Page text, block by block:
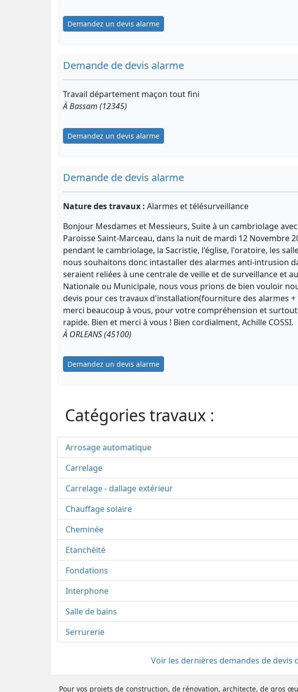
Demandez un devis alarme
Demande de devis alarme
Travail département maçon tout fini
À Bassam (12345)
Demandez un devis alarme
Demande de devis alarme
Nature des travaux : Alarmes et télésurveillance
Bonjour Mesdames et Messieurs, Suite à un cambriolage
Paroisse Saint-Marceau, dans la nuit de mardi 12 Novembre
pendant le cambriolage, la Sacristie, l'église, l'oratoire, les
nous souhaitons donc intastaller des alarmes anti-intrusion
seraient reliées à une centrale de veille et de surveillance et
Nationale ou Municipale, nous vous prions de bien vouloir
devis pour ces travaux d'installation(fourniture des alarmes
merci beaucoup à vous, pour votre compréhension et
rapide. Bien et merci à vous ! Bien cordialment, Achille COSSI.
À ORLEANS (45100)
Demandez un devis alarme
Catégories travaux :
Arrosage automatique
Carrelage
Carrelage - dallage extérieur
Chauffage solaire
Cheminée
Etanchéité
Fondations
Interphone
Salle de bains
Serrurerie
Voir les dernières demandes de devis
Pour vos projets de construction, de rénovation, architecte, de gros